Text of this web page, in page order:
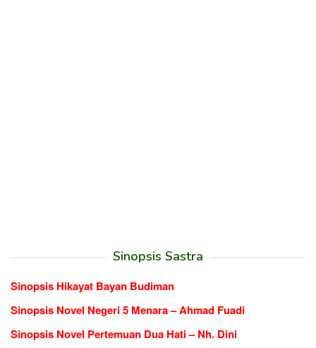
Sinopsis Sastra
Sinopsis Hikayat Bayan Budiman
Sinopsis Novel Negeri 5 Menara – Ahmad Fuadi
Sinopsis Novel Pertemuan Dua Hati – Nh. Dini